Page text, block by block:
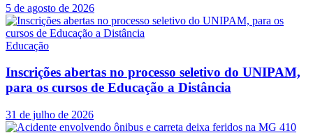
5 de agosto de 2026
Educação
Inscrições abertas no processo seletivo do UNIPAM,
para os cursos de Educação a Distância
31 de julho de 2026